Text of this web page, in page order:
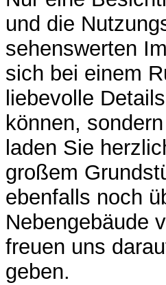
und die
sehenswerten
sich bei einem
liebevolle
können,
laden Sie
großem
ebenfalls noch
Nebengebäude
freuen uns
geben.